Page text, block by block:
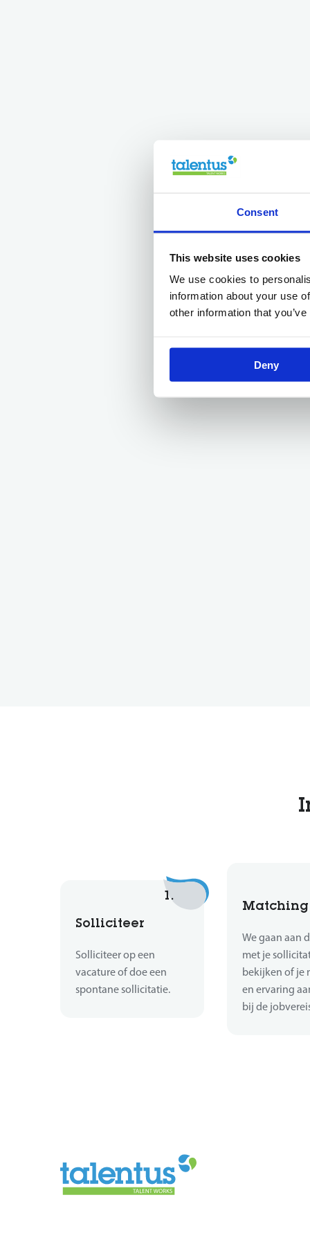
Consent
This website uses cookies
We use cookies to
information about your use
other information that
Deny
1.
Solliciteer
Solliciteer op een
vacature of doe een
spontane sollicitatie.
Matching
We gaan aan
met je
bekijken of je
en ervaring
bij de